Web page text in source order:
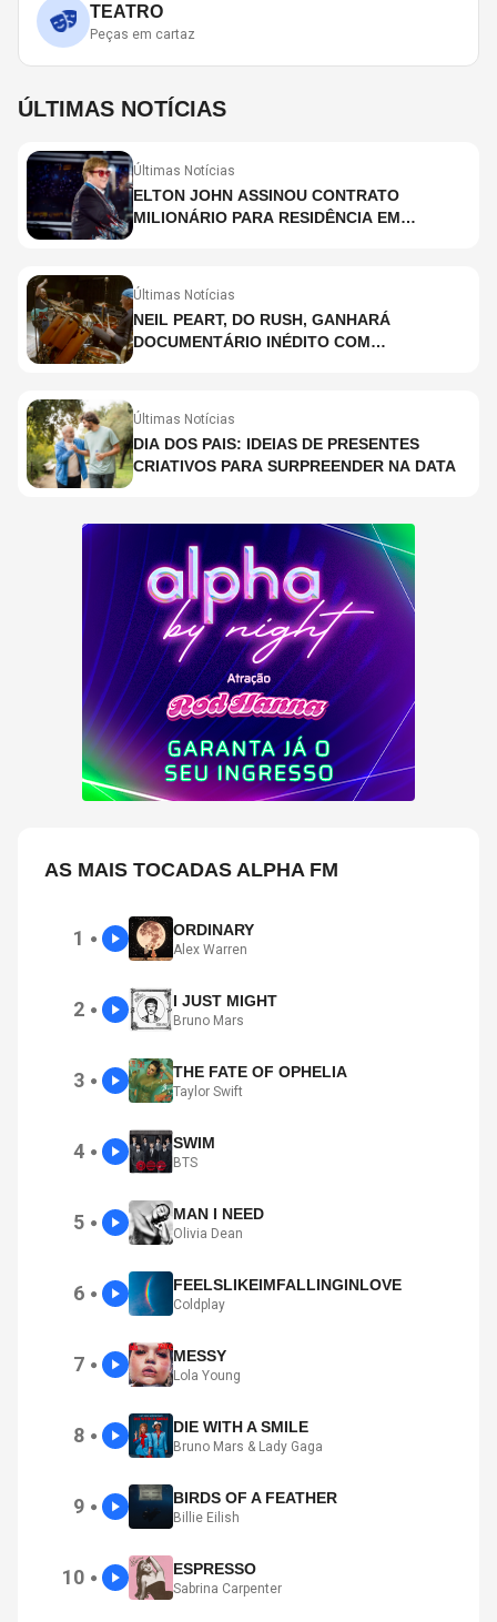
TEATRO
Peças em cartaz
ÚLTIMAS NOTÍCIAS
Últimas Notícias
ELTON JOHN ASSINOU CONTRATO
MILIONÁRIO PARA RESIDÊNCIA EM
Últimas Notícias
NEIL PEART, DO RUSH, GANHARÁ
DOCUMENTÁRIO INÉDITO COM
Últimas Notícias
DIA DOS PAIS: IDEIAS DE PRESENTES
CRIATIVOS PARA SURPREENDER NA DATA
AS MAIS TOCADAS ALPHA FM
1 ● ORDINARY
Alex Warren
2 ● I JUST MIGHT
Bruno Mars
3 ● THE FATE OF OPHELIA
Taylor Swift
4 ● SWIM
BTS
5 ● MAN I NEED
Olivia Dean
6 ● FEELSLIKEIMFALLINGINLOVE
Coldplay
7 ● MESSY
Lola Young
8 ● DIE WITH A SMILE
Bruno Mars & Lady Gaga
9 ● BIRDS OF A FEATHER
Billie Eilish
10 ● ESPRESSO
Sabrina Carpenter